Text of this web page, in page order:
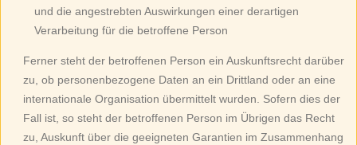
und die angestrebten Auswirkungen einer derartigen
Verarbeitung für die betroffene Person
Ferner steht der betroffenen Person ein Auskunftsrecht darüber
zu, ob personenbezogene Daten an ein Drittland oder an eine
internationale Organisation übermittelt wurden. Sofern dies der
Fall ist, so steht der betroffenen Person im Übrigen das Recht
zu, Auskunft über die geeigneten Garantien im Zusammenhang